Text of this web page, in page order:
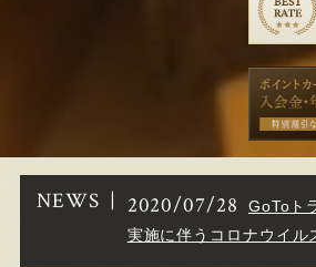
NEWS 2020/07/28
GoToト
実施に伴うコロナウイル